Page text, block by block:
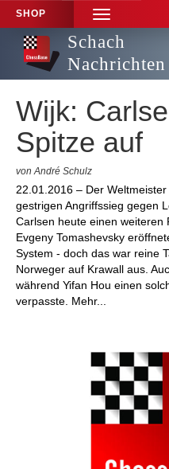
SHOP
TOGGLE
NAVIGATION
Schach
Nachrichten
Wijk:
Spitze auf
von André Schulz
22.01.2016 – Der
gestrigen Angriffssieg gegen
Carlsen heute einen weiteren
Evgeny Tomashevsky
System - doch das war reine
Norweger auf Krawall aus.
während Yifan Hou einen
verpasste. Mehr...